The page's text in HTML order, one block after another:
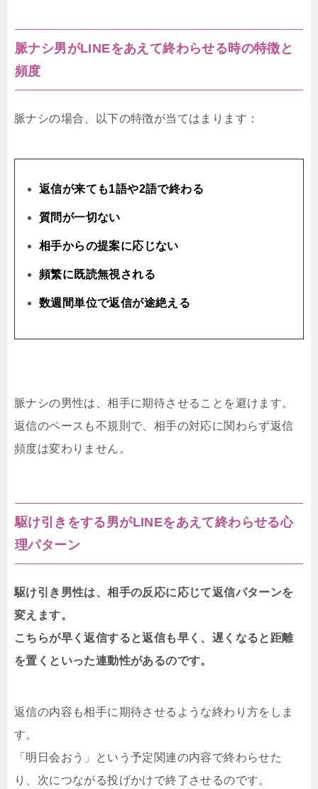
脈ナシ男がLINEをあえて終わらせる時の特徴と
頻度
脈ナシの場合、以下の特徴が当てはまります：
返信が来ても1語や2語で終わる
質問が一切ない
相手からの提案に応じない
頻繁に既読無視される
数週間単位で返信が途絶える
脈ナシの男性は、相手に期待させることを避けます。
返信のペースも不規則で、相手の対応に関わらず返信
頻度は変わりません。
駆け引きをする男がLINEをあえて終わらせる心
理パターン
駆け引き男性は、相手の反応に応じて返信パターンを
変えます。
こちらが早く返信すると返信も早く、遅くなると距離
を置くといった連動性があるのです。
返信の内容も相手に期待させるような終わり方をしま
す。
「明日会おう」という予定関連の内容で終わらせた
り、次につながる投げかけで終了させるのです。